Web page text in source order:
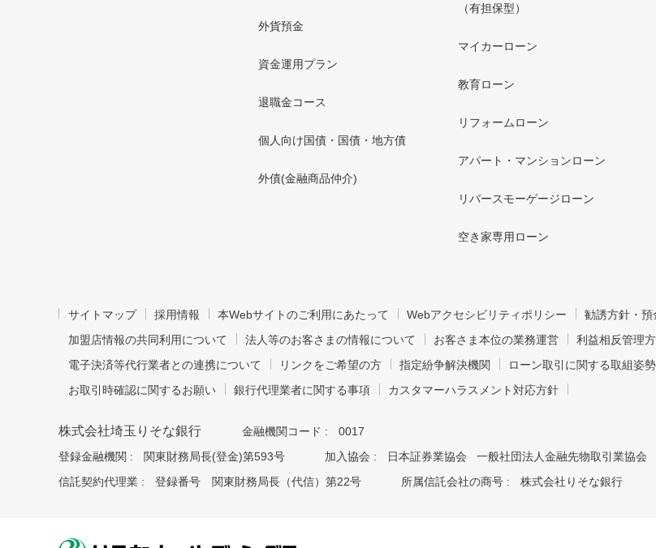
外貨預金
資金運用プラン
退職金コース
個人向け国債・国債・地方債
外債(金融商品仲介)
（有担保型）
マイカーローン
教育ローン
リフォームローン
アパート・マンションローン
リバースモーゲージローン
空き家専用ローン
サイトマップ 採用情報 本Webサイトのご利用にあたって Webアクセシビリティポリシー 勧誘方針・預
加盟店情報の共同利用について
法人等のお客さまの情報について お客さま本位の業務運営 利益相反管理
電子決済等代行業者との連携について
リンクをご希望の方 指定紛争解決機関 ローン取引に関する取組姿
お取引時確認に関するお願い
銀行代理業者に関する事項 カスタマーハラスメント対応方針
株式会社埼玉りそな銀行 金融機関コード :
0017
登録金融機関 :
関東財務局長(登金)第593号 加入協会 :
日本証券業協会 一般社団法人金融先物取引業協会
信託契約代理業 :
登録番号 関東財務局長（代信）第22号 所属信託会社の商号 : 株式会社りそな銀行